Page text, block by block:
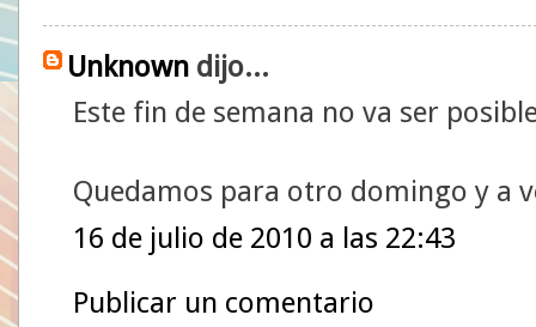
Unknown dijo...
Este fin de semana no va ser
Quedamos para otro domingo y a
16 de julio de 2010 a las 22:43
Publicar un comentario